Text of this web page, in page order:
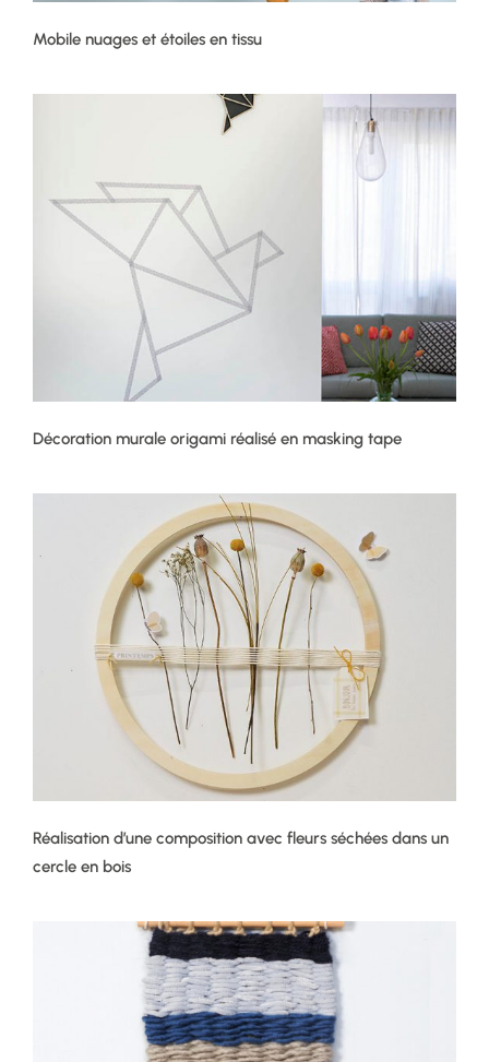
Mobile nuages et étoiles en tissu
Décoration murale origami réalisé en masking tape
Réalisation d’une composition avec fleurs séchées dans un
cercle en bois